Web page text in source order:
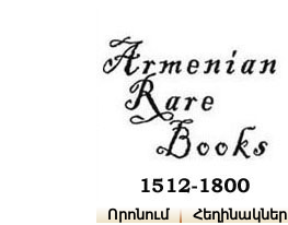
Որոնում Հեղինակներ